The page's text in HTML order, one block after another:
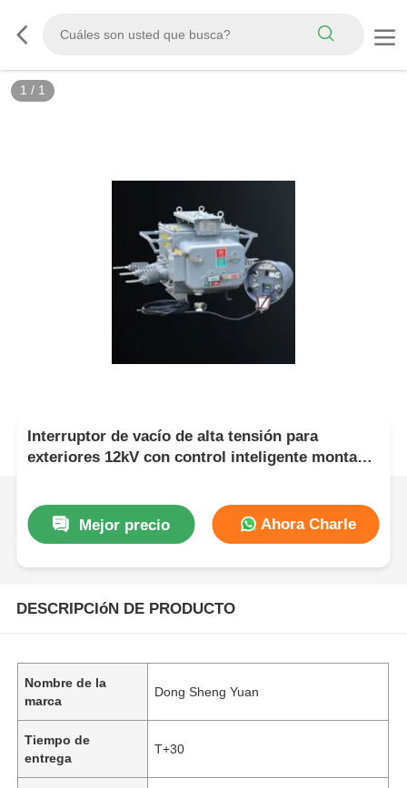
1 / 1
Interruptor de vacío de alta tensión para
exteriores 12kV con control inteligente montado
Mejor precio Ahora Charle
DESCRIPCIóN DE PRODUCTO
Nombre de la
marca
Dong Sheng Yuan
Tiempo de
entrega
T+30